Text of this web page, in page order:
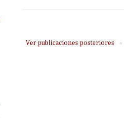
Ver publicaciones posteriores